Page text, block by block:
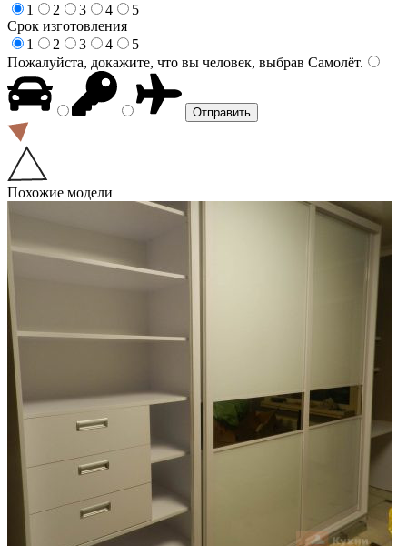
1
2 3 4
5
Срок изготовления
1
2 3 4
5
Пожалуйста, докажите, что вы человек, выбрав Самолёт.
Похожие модели